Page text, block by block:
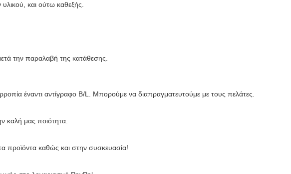
και ούτω καθεξής.
την παραλαβή της κατάθεσης.
έναντι αντίγραφο B/L. Μπορούμε να διαπραγματευτούμε με τους πελάτες.
καλή μας ποιότητα.
προϊόντα καθώς και στην συσκευασία!